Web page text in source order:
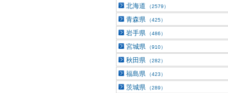
北海道 （2579）
青森県 （425）
岩手県 （486）
宮城県 （910）
秋田県 （282）
福島県 （423）
茨城県 （289）